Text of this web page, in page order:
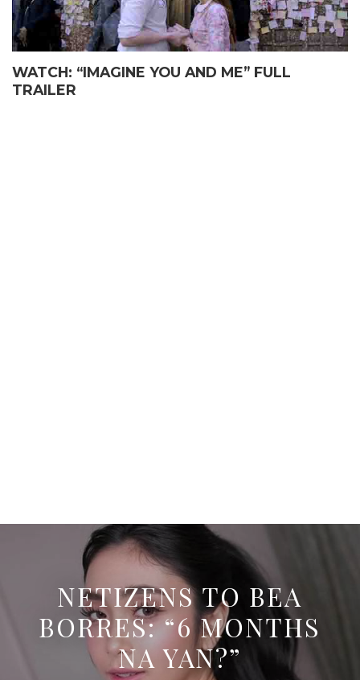
WATCH: “IMAGINE YOU AND ME” FULL
TRAILER
NETIZENS TO BEA
BORRES: “6 MONTHS
NA YAN?”